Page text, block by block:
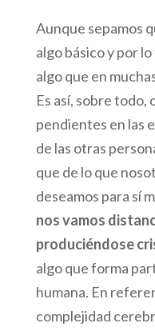
Aunque sepamos
algo básico y por
algo que en
Es así, sobre todo,
pendientes en las
de las otras
que de lo que
deseamos para sí
nos vamos
produciéndose
algo que forma
humana. En
complejidad